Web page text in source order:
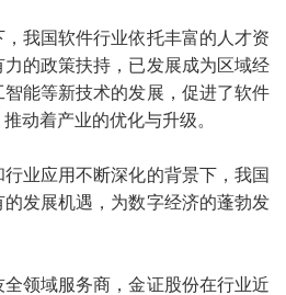
我国软件行业依托丰富的人才资
的政策扶持，已发展成为区域经
能等新技术的发展，促进了软件
动着产业的优化与升级。
业应用不断深化的背景下，我国
发展机遇，为数字经济的蓬勃发
领域服务商，金证股份在行业近